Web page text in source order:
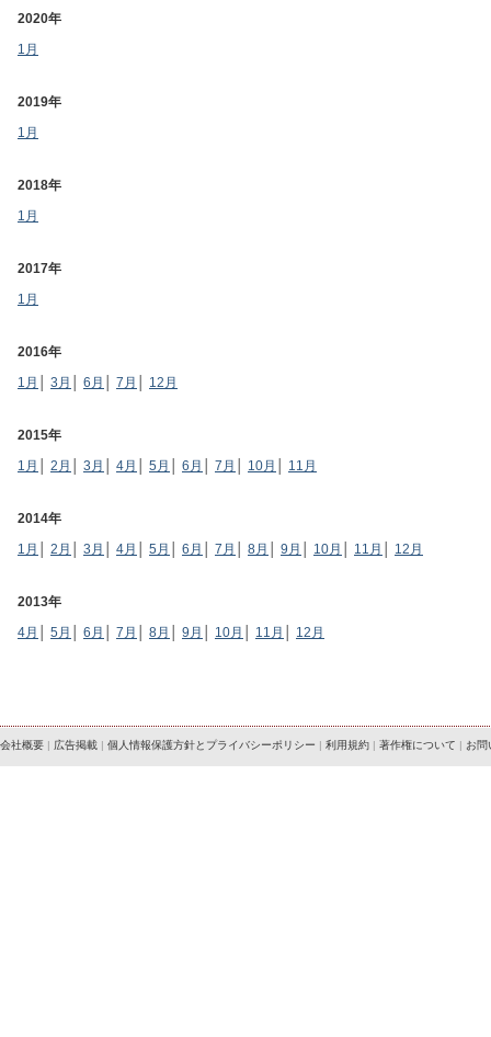
2020年
1月
2019年
1月
2018年
1月
2017年
1月
2016年
1月
3月 6月 7月 12月
2015年
1月
2月 3月 4月 5月 6月 7月 10月 11月
2014年
1月
2月 3月 4月 5月 6月 7月 8月 9月 10月 11月 12月
2013年
4月
5月 6月 7月 8月 9月 10月 11月 12月
会社概要 | 広告掲載 | 個人情報保護方針とプライバシーポリシー | 利用規約 | 著作権について | お問